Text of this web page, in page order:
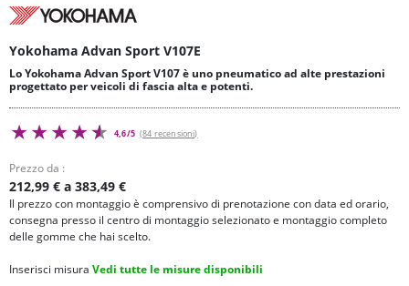
Yokohama Advan Sport V107E
Lo Yokohama Advan Sport V107 è uno pneumatico ad alte prestazioni
progettato per veicoli di fascia alta e potenti.
4,6/5 (84 recensioni)
Prezzo da :
212,99 € a 383,49 €
Il prezzo con montaggio è comprensivo di prenotazione con data ed orario,
consegna presso il centro di montaggio selezionato e montaggio completo
delle gomme che hai scelto.
Inserisci misura Vedi tutte le misure disponibili